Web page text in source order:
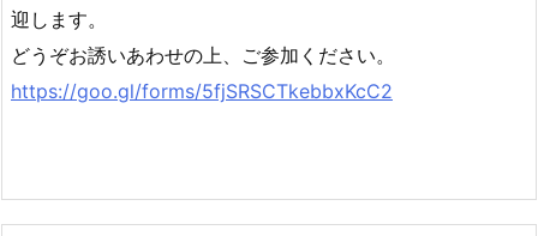
迎します。
どうぞお誘いあわせの上、ご参加ください。
https://goo.gl/forms/5fjSRSCTkebbxKcC2